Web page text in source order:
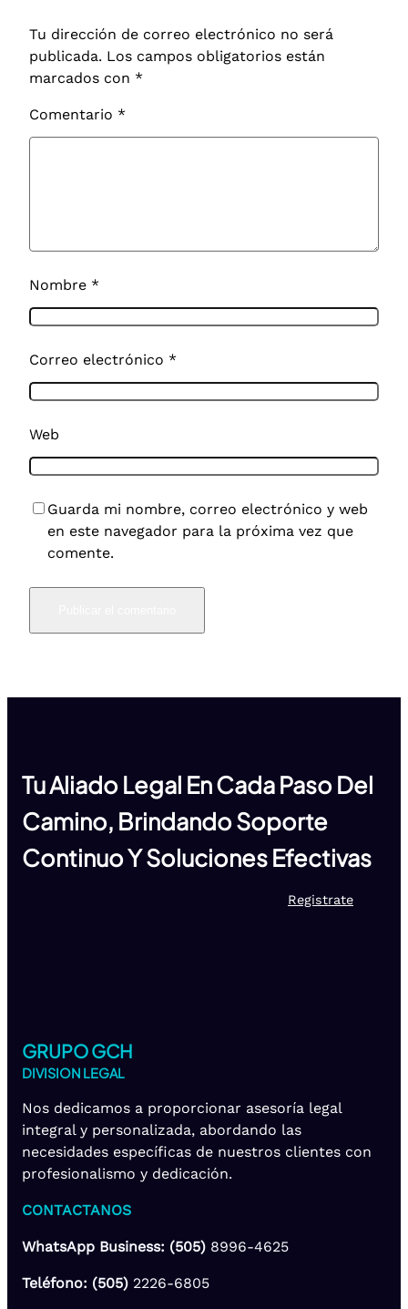
Tu dirección de correo electrónico no será
publicada. Los campos obligatorios están
marcados con *
Comentario *
Nombre *
Correo electrónico *
Web
Guarda mi nombre, correo electrónico y web
en este navegador para la próxima vez que
comente.
Tu Aliado Legal En Cada Paso Del
Camino, Brindando Soporte
Continuo Y Soluciones Efectivas
Registrate
GRUPO GCH
DIVISION LEGAL
Nos dedicamos a proporcionar asesoría legal
integral y personalizada, abordando las
necesidades específicas de nuestros clientes con
profesionalismo y dedicación.
CONTACTANOS
WhatsApp Business: (505) 8996-4625
Teléfono: (505) 2226-6805